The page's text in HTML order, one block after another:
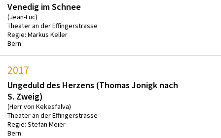
Venedig im Schnee
(Jean-Luc)
Theater an der Effingerstrasse
Regie: Markus Keller
Bern
2017
Ungeduld des Herzens (Thomas Jonigk nach
S. Zweig)
(Herr von Kekesfalva)
Theater an der Effingerstrasse
Regie: Stefan Meier
Bern